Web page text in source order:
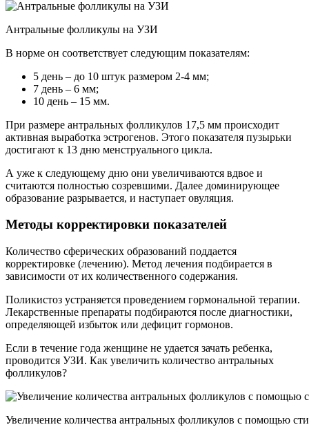
Антральные фолликулы на УЗИ
В норме он соответствует следующим показателям:
5 день – до 10 штук размером 2-4 мм;
7 день – 6 мм;
10 день – 15 мм.
При размере антральных фолликулов 17,5 мм происходит
активная выработка эстрогенов. Этого показателя пузырьки
достигают к 13 дню менструального цикла.
А уже к следующему дню они увеличиваются вдвое и
считаются полностью созревшими. Далее доминирующее
образование разрывается, и наступает овуляция.
Методы корректировки показателей
Количество сферических образований поддается
корректировке (лечению). Метод лечения подбирается в
зависимости от их количественного содержания.
Поликистоз устраняется проведением гормональной терапии.
Лекарственные препараты подбираются после диагностики,
определяющей избыток или дефицит гормонов.
Если в течение года женщине не удается зачать ребенка,
проводится УЗИ. Как увеличить количество антральных
фолликулов?
Увеличение количества антральных фолликулов с помощью